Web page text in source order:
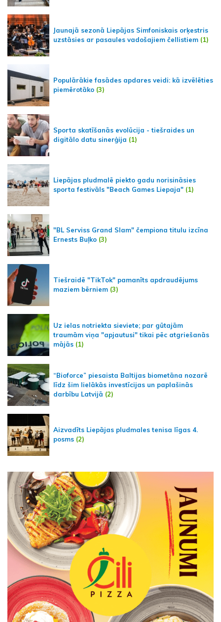
Jaunajā sezonā Liepājas Simfoniskais orķestris
uzstāsies ar pasaules vadošajiem čellistiem (1)
Populārākie fasādes apdares veidi: kā izvēlēties
piemērotāko (3)
Sporta skatīšanās evolūcija - tiešraides un
digitālo datu sinerģija (1)
Liepājas pludmalē piekto gadu norisināsies
sporta festivāls "Beach Games Liepaja" (1)
"BL Serviss Grand Slam" čempiona titulu izcīna
Ernests Buļko (3)
Tiešraidē "TikTok" pamanīts apdraudējums
maziem bērniem (3)
Uz ielas notriekta sieviete; par gūtajām
traumām viņa "apjautusi" tikai pēc atgriešanās
mājās (1)
“Bioforce” piesaista Baltijas biometāna nozarē
līdz šim lielākās investīcijas un paplašinās
darbību Latvijā (2)
Aizvadīts Liepājas pludmales tenisa līgas 4.
posms (2)